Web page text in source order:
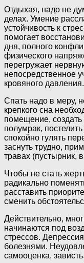
Отдыхая, надо не
делах. Умение
устойчивость к
помогает
дня, полного
физического
перегружает
непосредственное
кровяного давления.
Спать надо в меру,
крепкого сна
помещение, создать
полумрак,
спокойно гулять
заснуть трудно,
травах (пустырник,
Чтобы не стать
радикально
расставить
сменить
Действительно,
начинаются под
стрессов.
болезнями.
самооценка,